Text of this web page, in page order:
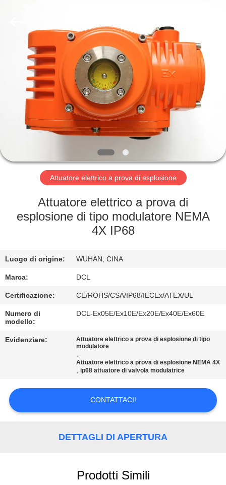
CASA
PRODOTTI
MOSTRA
CIRCA
GIRO
CONTROLLO
DI
QUALITÀ
CONTATTICI
UNA
CITAZIONE
Attuatore elettrico a prova di esplosione
Attuatore elettrico a prova di
esplosione di tipo modulatore NEMA
4X IP68
Luogo di origine: WUHAN, CINA
Marca: DCL
Certificazione: CE/ROHS/CSA/IP68/IECEx/ATEX/UL
Numero di
modello:
DCL-Ex05E/Ex10E/Ex20E/Ex40E/Ex60E
Evidenziare:
Attuatore elettrico a prova di esplosione di tipo
modulatore
,
Attuatore elettrico a prova di esplosione NEMA 4X
,ip68 attuatore di valvola modulatrice
CONTATTACI!
DETTAGLI DI APERTURA
Prodotti Simili